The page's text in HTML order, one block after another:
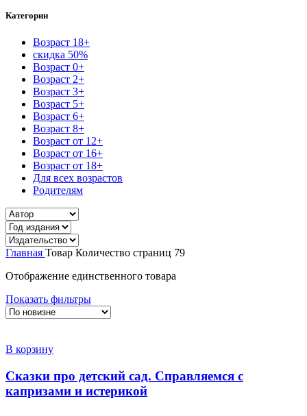
Категории
Возраст 18+
скидка 50%
Возраст 0+
Возраст 2+
Возраст 3+
Возраст 5+
Возраст 6+
Возраст 8+
Возраст от 12+
Возраст от 16+
Возраст от 18+
Для всех возрастов
Родителям
Главная Товар Количество страниц 79
Отображение единственного товара
Показать фильтры
В корзину
Сказки про детский сад. Справляемся с
капризами и истерикой